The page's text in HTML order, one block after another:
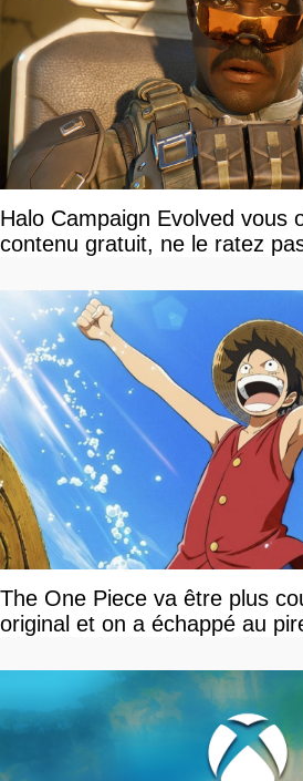
Halo Campaign Evolved vous
contenu gratuit, ne le ratez
The One Piece va être plus
original et on a échappé au